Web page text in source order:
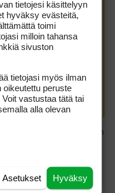
tarkoitettuja tiloja,
soudella golfyhtiön
osakkeenomistajien
sille voi. Kaikkea ei
tikkuun asti.
maksa hoitovastikkeen
myönnetään sellaisille
henkilöitä, mutta ei
tietojesi käsittelyyn
hyväksy evästeitä,
toimi
milloin tahansa
sivuston
tietojasi myös ilman
oikeutettu peruste
vastustaa tätä tai
alla olevan
Hyväksy
Asetukset